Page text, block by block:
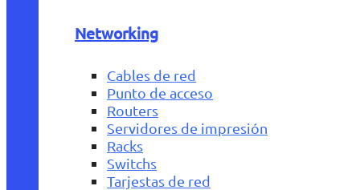
Networking
Cables de red
Punto de acceso
Routers
Servidores de impresión
Racks
Switchs
Tarjestas de red